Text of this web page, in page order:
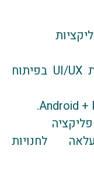
עיצוב חווית משתמש ובניית UI/UX בפיתוח
לחנויות